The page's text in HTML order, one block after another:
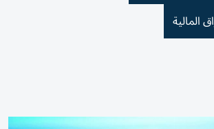
المالية